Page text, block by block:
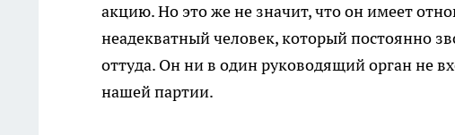
акцию. Но это же не значит, что он имеет
неадекватный человек, который постоянно
оттуда. Он ни в один руководящий орган не
нашей партии.